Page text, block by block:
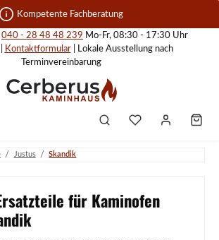
Kompetente Fachberatung
040 - 28 48 48 239 Mo-Fr, 08:30 - 17:30 Uhr
Kontaktformular| Lokale Ausstellung nach
Terminvereinbarung
/ Justus / Skandik
für Kaminofen